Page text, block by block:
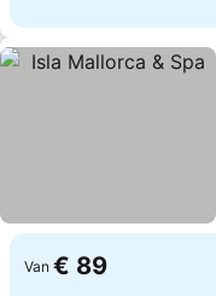
Van € 89